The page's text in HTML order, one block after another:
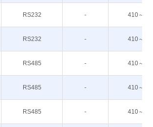
RS232 - 410～
RS232 - 410～
RS485 - 410～
RS485 - 410～
RS485 - 410～